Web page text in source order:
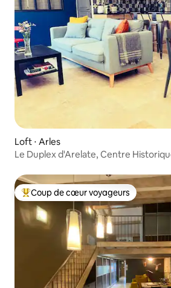
Loft ⋅ Arles
Le Duplex d'Arelate, Centre
Coups de cœur voyageurs les plus
Coup de cœur voyageurs